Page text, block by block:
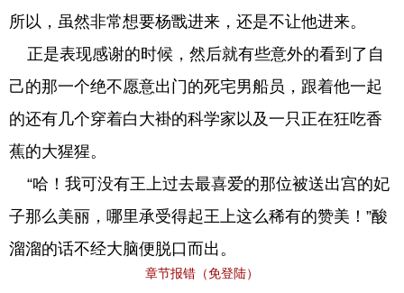
所以，虽然非常想要杨戬进来，还是不让他进来。
正是表现感谢的时候，然后就有些意外的看到了自
己的那一个绝不愿意出门的死宅男船员，跟着他一起
的还有几个穿着白大褂的科学家以及一只正在狂吃香
蕉的大猩猩。
“哈！我可没有王上过去最喜爱的那位被送出宫的妃
子那么美丽，哪里承受得起王上这么稀有的赞美！”酸
溜溜的话不经大脑便脱口而出。
章节报错（免登陆）